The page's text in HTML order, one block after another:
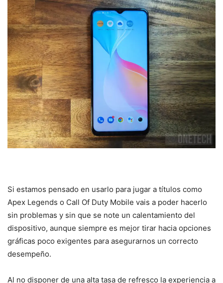
Si estamos pensado en usarlo para jugar a títulos como
Apex Legends o Call Of Duty Mobile vais a poder hacerlo
sin problemas y sin que se note un calentamiento del
dispositivo, aunque siempre es mejor tirar hacia opciones
gráficas poco exigentes para asegurarnos un correcto
desempeño.
Al no disponer de una alta tasa de refresco la experiencia a